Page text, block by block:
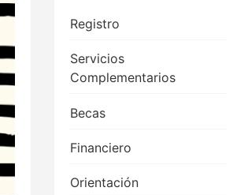
Registro
Servicios
Complementarios
Becas
Financiero
Orientación